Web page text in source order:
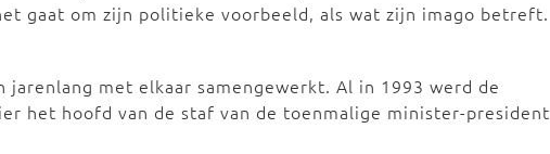
gaat om zijn politieke voorbeeld, als wat zijn imago betreft.
jarenlang met elkaar samengewerkt. Al in 1993 werd de
het hoofd van de staf van de toenmalige minister-president